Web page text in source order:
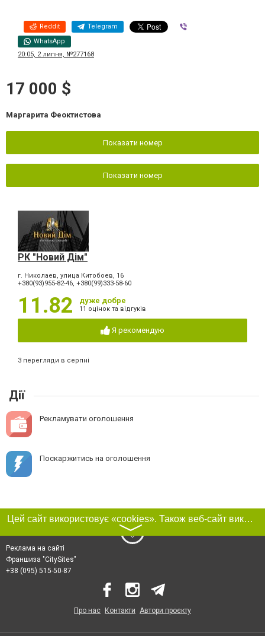
Reddit Telegram
WhatsApp
20:05, 2 липня, №277168
17 000 $
Маргарита Феоктистова
Показати номер
Показати номер
РК "Новий Дім"
г. Николаев, улица Китобоев, 16
+380(93)955-82-46, +380(99)333-58-60
11.82 дуже добре
11 оцінок та відгуків
Я рекомендую
3 перегляди в серпні
Дії
Рекламувати оголошення
Поскаржитись на оголошення
Цей сайт використовує «cookies». Також веб-сайт використовує інтернет-сервіс для збору технічних даних стосовно відвідувачів з метою отримання маркетингової та статистичної інформації. Умови обробки даних відвідувачів сайту див.
〉
Реклама на сайті
Франшиза "CitySites"
+38 (095) 515-50-87
Про нас Контакти Автори проєкту